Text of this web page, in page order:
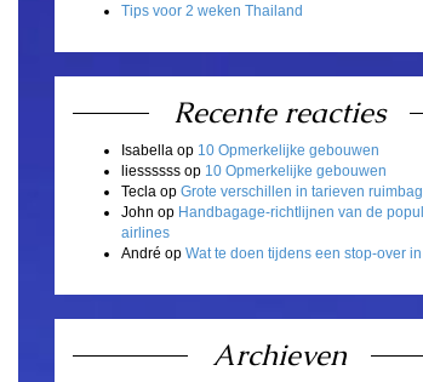
Tips voor 2 weken Thailand
Recente reacties
Isabella op 10 Opmerkelijke gebouwen
liessssss op 10 Opmerkelijke gebouwen
Tecla op Grote verschillen in tarieven
John op Handbagage-richtlijnen van de
airlines
André op Wat te doen tijdens een stop-over
Archieven